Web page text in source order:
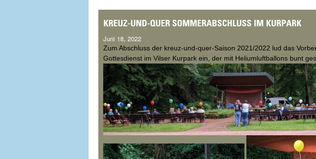
Juni 18, 2022
Zum Abschluss der kreuz-und-quer-Saison 2021/2022 lud das
Gottesdienst im Vilser Kurpark ein, der mit Heliumluftballons bunt